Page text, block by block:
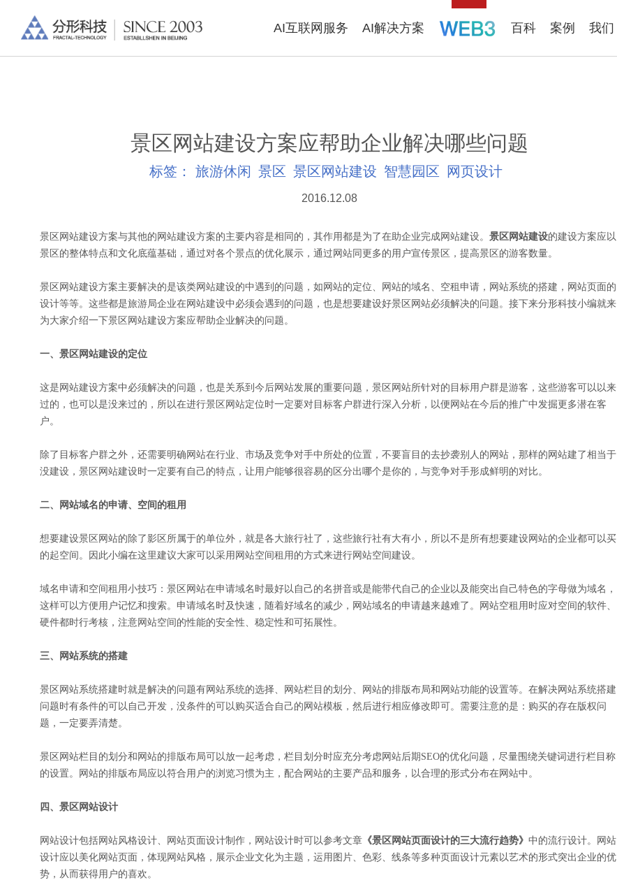
AI互联网服务 AI解决方案 百科 案例 我们
景区网站建设方案应帮助企业解决哪些问题
标签： 旅游休闲 景区 景区网站建设 智慧园区 网页设计
2016.12.08
景区网站建设方案与其他的网站建设方案的主要内容是相同的，其作用都是为了在助企业完成网站建设。 景区网站建设的建设方案应以
景区的整体特点和文化底蕴基础，通过对各个景点的优化展示，通过网站同更多的用户宣传景区，提高景区的游客数量。
景区网站建设方案主要解决的是该类网站建设的中遇到的问题，如网站的定位、网站的域名、空租申请，网站系统的搭建，网站页面的
设计等等。这些都是旅游局企业在网站建设中必须会遇到的问题，也是想要建设好景区网站必须解决的问题。接下来分形科技小编就来
为大家介绍一下景区网站建设方案应帮助企业解决的问题。
一、景区网站建设的定位
这是网站建设方案中必须解决的问题，也是关系到今后网站发展的重要问题，景区网站所针对的目标用户群是游客，这些游客可以以来
过的，也可以是没来过的，所以在进行景区网站定位时一定要对目标客户群进行深入分析，以便网站在今后的推广中发掘更多潜在客
户。
除了目标客户群之外，还需要明确网站在行业、市场及竞争对手中所处的位置，不要盲目的去抄袭别人的网站，那样的网站建了相当于
没建设，景区网站建设时一定要有自己的特点，让用户能够很容易的区分出哪个是你的，与竞争对手形成鲜明的对比。
二、网站域名的申请、空间的租用
想要建设景区网站的除了影区所属于的单位外，就是各大旅行社了，这些旅行社有大有小，所以不是所有想要建设网站的企业都可以买
的起空间。因此小编在这里建议大家可以采用网站空间租用的方式来进行网站空间建设。
域名申请和空间租用小技巧：景区网站在申请域名时最好以自己的名拼音或是能带代自己的企业以及能突出自己特色的字母做为域名，
这样可以方便用户记忆和搜索。申请域名时及快速，随着好域名的减少，网站域名的申请越来越难了。网站空租用时应对空间的软件、
硬件都时行考核，注意网站空间的性能的安全性、稳定性和可拓展性。
三、网站系统的搭建
景区网站系统搭建时就是解决的问题有网站系统的选择、网站栏目的划分、网站的排版布局和网站功能的设置等。在解决网站系统搭建
问题时有条件的可以自己开发，没条件的可以购买适合自己的网站模板，然后进行相应修改即可。需要注意的是：购买的存在版权问
题，一定要弄清楚。
景区网站栏目的划分和网站的排版布局可以放一起考虑，栏目划分时应充分考虑网站后期SEO的优化问题，尽量围绕关键词进行栏目称
的设置。网站的排版布局应以符合用户的浏览习惯为主，配合网站的主要产品和服务，以合理的形式分布在网站中。
四、景区网站设计
网站设计包括网站风格设计、网站页面设计制作，网站设计时可以参考文章 《景区网站页面设计的三大流行趋势》 中的流行设计。网站
设计应以美化网站页面，体现网站风格，展示企业文化为主题，运用图片、色彩、线条等多种页面设计元素以艺术的形式突出企业的优
势，从而获得用户的喜欢。